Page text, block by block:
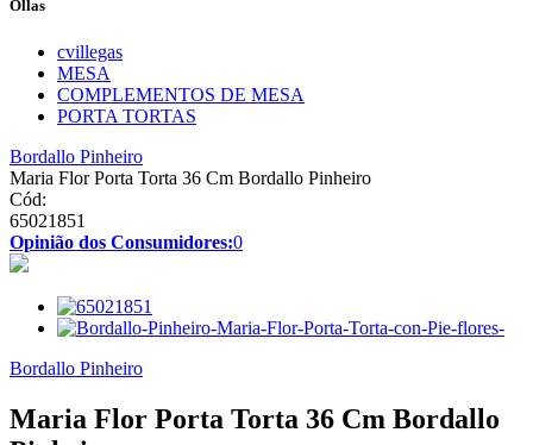
Ollas
cvillegas
MESA
COMPLEMENTOS DE MESA
PORTA TORTAS
Bordallo Pinheiro
Maria Flor Porta Torta 36 Cm Bordallo Pinheiro
Cód:
65021851
Opinião dos Consumidores:0
Bordallo Pinheiro
Maria Flor Porta Torta 36 Cm Bordallo